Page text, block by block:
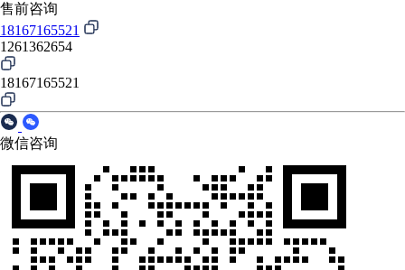
售前咨询
18167165521
1261362654
18167165521
微信咨询